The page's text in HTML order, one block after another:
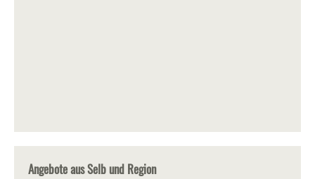
Angebote aus Selb und Region